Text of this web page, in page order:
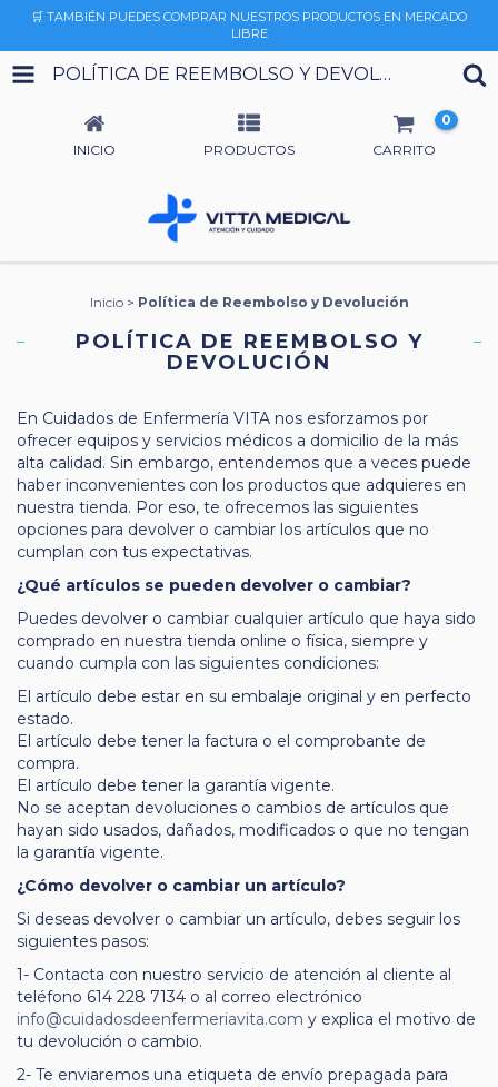
🛒 TAMBIÉN PUEDES COMPRAR NUESTROS PRODUCTOS EN MERCADO
LIBRE
POLÍTICA DE REEMBOLSO Y DEVOLUCIÓN
INICIO PRODUCTOS CARRITO
0
Inicio > Política de Reembolso y Devolución
POLÍTICA DE REEMBOLSO Y
DEVOLUCIÓN
En Cuidados de Enfermería VITA nos esforzamos por
ofrecer equipos y servicios médicos a domicilio de la más
alta calidad. Sin embargo, entendemos que a veces puede
haber inconvenientes con los productos que adquieres en
nuestra tienda. Por eso, te ofrecemos las siguientes
opciones para devolver o cambiar los artículos que no
cumplan con tus expectativas.
¿Qué artículos se pueden devolver o cambiar?
Puedes devolver o cambiar cualquier artículo que haya sido
comprado en nuestra tienda online o física, siempre y
cuando cumpla con las siguientes condiciones:
El artículo debe estar en su embalaje original y en perfecto
estado.
El artículo debe tener la factura o el comprobante de
compra.
El artículo debe tener la garantía vigente.
No se aceptan devoluciones o cambios de artículos que
hayan sido usados, dañados, modificados o que no tengan
la garantía vigente.
¿Cómo devolver o cambiar un artículo?
Si deseas devolver o cambiar un artículo, debes seguir los
siguientes pasos:
1- Contacta con nuestro servicio de atención al cliente al
teléfono 614 228 7134 o al correo electrónico
info@cuidadosdeenfermeriavita.com y explica el motivo de
tu devolución o cambio.
2- Te enviaremos una etiqueta de envío prepagada para